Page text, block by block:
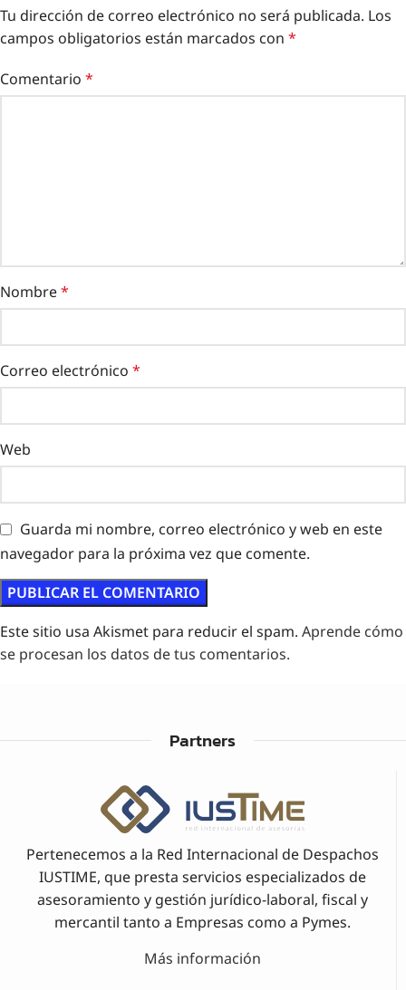
Tu dirección de correo electrónico no será publicada. Los
campos obligatorios están marcados con *
Comentario *
Nombre*
Correo electrónico *
Web
Guarda mi nombre, correo electrónico y web en este
navegador para la próxima vez que comente.
Este sitio usa Akismet para reducir el spam. Aprende cómo
se procesan los datos de tus comentarios.
Partners
Pertenecemos a la Red Internacional de Despachos
IUSTIME, que presta servicios especializados de
asesoramiento y gestión jurídico-laboral, fiscal y
mercantil tanto a Empresas como a Pymes.
Más información